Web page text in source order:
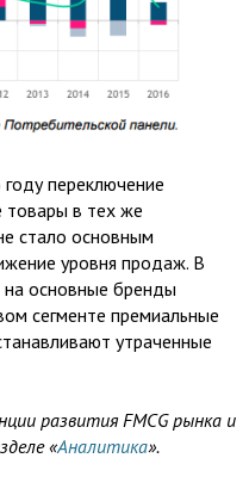
переключение
в тех же
стало основным
уровня продаж. В
на основные бренды
сегменте премиальные
утраченные
развития FMCG рынка и
«Аналитика».